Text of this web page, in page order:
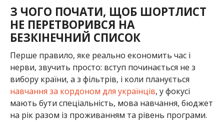
З ЧОГО ПОЧАТИ, ЩОБ ШОРТЛИСТ
НЕ ПЕРЕТВОРИВСЯ НА
БЕЗКІНЕЧНИЙ СПИСОК
Перше правило, яке реально економить час і
нерви, звучить просто: вступ починається не з
вибору країни, а з фільтрів, і коли планується
навчання за кордоном для українців, у фокусі
мають бути спеціальність, мова навчання, бюджет
на рік разом із проживанням та рівень програми.